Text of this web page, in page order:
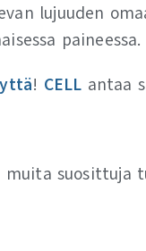
lujuuden
paineessa.
! CELL antaa
suosittuja